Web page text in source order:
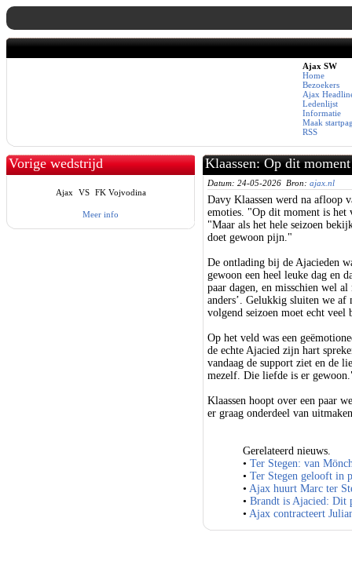
Ajax SW
Home
Bezoekers
Ajax
Ledenlijst
Informatie
Maak
RSS
Vorige wedstrijd
Ajax VS FK Vojvodina
Meer info
Klaassen: Op dit
Datum: 24-05-2026 Bron: ajax.nl
Davy Klaassen werd na afloop
emoties. "Op dit moment is
"Maar als het hele seizoen
doet gewoon pijn."
De ontlading bij de Ajacieden
gewoon een heel leuke dag en
paar dagen, en misschien wel
anders’. Gelukkig sluiten we af
volgend seizoen moet echt veel
Op het veld was een
de echte Ajacied zijn hart
vandaag de support ziet en de
mezelf. Die liefde is er
Klaassen hoopt over een paar
er graag onderdeel van
Gerelateerd nieuws.
• Ter Stegen: van
• Ter Stegen gelooft in
• Ajax huurt Marc ter
• Brandt is Ajacied: Dit
• Ajax contracteert